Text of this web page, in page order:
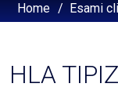
Home / Esami
HLA